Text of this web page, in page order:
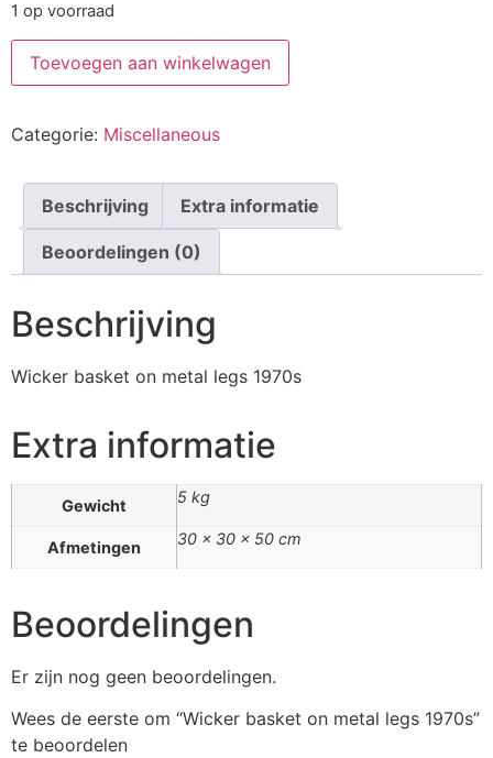
1 op voorraad
Toevoegen aan winkelwagen
Categorie: Miscellaneous
Beschrijving Extra informatie
Beoordelingen (0)
Beschrijving
Wicker basket on metal legs 1970s
Extra informatie
Gewicht 5 kg
Afmetingen 30 × 30 × 50 cm
Beoordelingen
Er zijn nog geen beoordelingen.
Wees de eerste om “Wicker basket on metal legs 1970s”
te beoordelen